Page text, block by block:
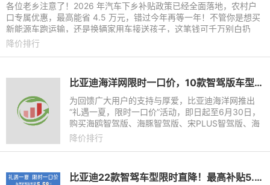
各位老乡注意了！2026 年汽车下乡补贴政策已经全面落地，农村户
口专属优惠，最高能省 4.5 万元，错过今年再等一年！不管你是想买
新能源车跑运输，还是换辆家用车接送孩子，这笔钱可千万别白扔
了！一、农村户口凭啥多
降价排行
比亚迪海洋网限时一口价，10款智驾版车型5.58万起
为回馈广大用户的支持与厚爱，比亚迪海洋网推出
“礼遇一夏，限时一口价”活动，即日起至6月30日，
购买海鸥智驾版、海豚智驾版、宋PLUS智驾版、海
豹06DM-i智驾版等10款智驾版车型，即可享受限时
降价排行
比亚迪22款智驾车型限时直降！最高补贴5.3万元，王朝/海洋网齐发力